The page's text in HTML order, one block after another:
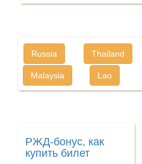
Russia Thailand
Malaysia Lao
РЖД-бонус, как
купить билет